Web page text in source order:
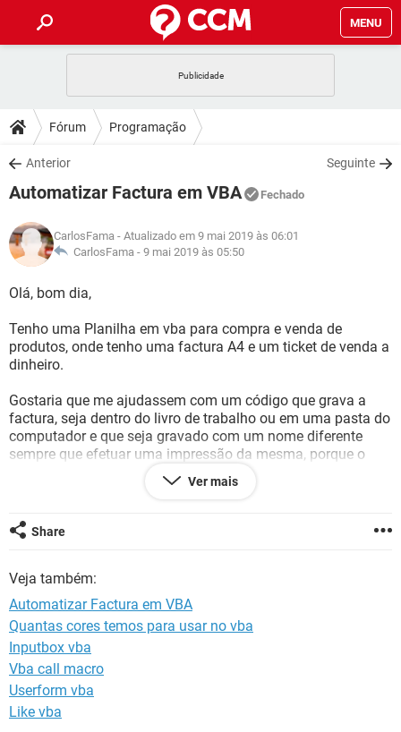
MENU
CELULAR
OUTLOOK
INSTAGRAM GMAIL
GUIA DE COMPRAS
DICAS
JOGOS
INSTAGRAM GMAIL
GUIA DE COMPRAS
DOWNLOADS
JOGOS WHATSAPP
CELULAR
OUTLOOK EXCEL
INSTAGRAM
JOGOS WHATSAPP
CELULAR
OUTLOOK
INSTAGRAM GMAIL
GUIA DE COMPRAS
GLOSSÁRIO
JOGOS
OUTLOOK EXCEL
GUIA DE COMPRAS
Fórum Programação
Anterior Seguinte
Automatizar Factura em VBA Fechado
CarlosFama - Atualizado em 9 mai 2019 às 06:01
CarlosFama - 9 mai 2019 às 05:50
Olá, bom dia,
Tenho uma Planilha em vba para compra e venda de
produtos, onde tenho uma factura A4 e um ticket de venda a
dinheiro.
Gostaria que me ajudassem com um código que grava a
factura, seja dentro do livro de trabalho ou em uma pasta do
computador e que seja gravado com um nome diferente
sempre que efetuar uma impressão da mesma, porque o
codigo que tenho grava em apenas um nome e quando
tento gravar outro, dá erro porque já existe o ficheiro com o
Agradecia a quem poder me ajudar nessa situação
Ver mais
Share
Veja também:
Automatizar Factura em VBA
Quantas cores temos para usar no vba
Inputbox vba
Vba call macro
Userform vba
Like vba